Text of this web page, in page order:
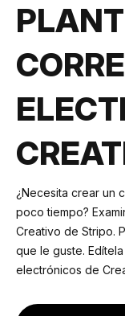
¿Necesita crear un
poco tiempo?
Creativo de Stripo.
que le guste.
electrónicos de